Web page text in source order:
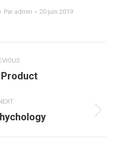
Par admin 20 juin 2019
Onglet
Projets